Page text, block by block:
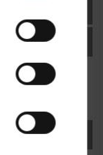
Nutzung